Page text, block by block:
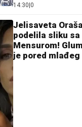
14:30|0
Jelisaveta
podelila sliku sa
Mensurom!
je pored